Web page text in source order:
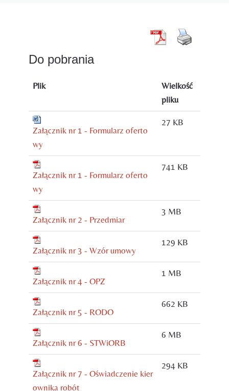
Do pobrania
Plik
Wielkość
pliku
Załącznik nr 1 - Formularz oferto
wy
27 KB
Załącznik nr 1 - Formularz oferto
wy
741 KB
Załącznik nr 2 - Przedmiar
3 MB
Załącznik nr 3 - Wzór umowy
129 KB
Załącznik nr 4 - OPZ
1 MB
Załącznik nr 5 - RODO
662 KB
Załącznik nr 6 - STWiORB
6 MB
Załącznik nr 7 - Oświadczenie kier
ownika robót
294 KB